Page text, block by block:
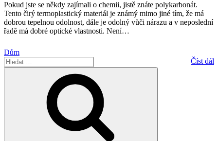
Pokud jste se někdy zajímali o chemii, jistě znáte polykarbonát.
Tento čirý termoplastický materiál je známý mimo jiné tím, že má
dobrou tepelnou odolnost, dále je odolný vůči nárazu a v neposlední
řadě má dobré optické vlastnosti. Není…
Dům
Číst dál
Hledat: